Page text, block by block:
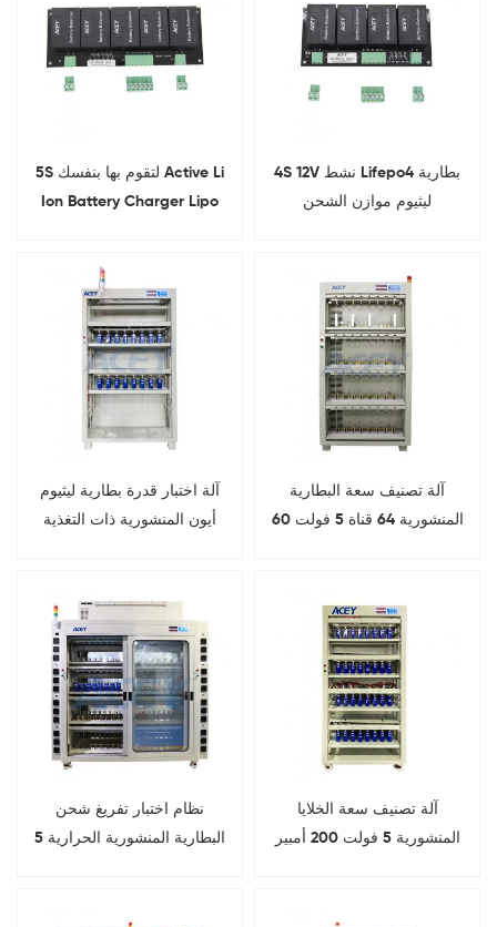
5S لتقوم بها بنفسك Active Li
Ion Battery Charger Lipo
4S 12V نشط Lifepo4 بطارية
ليثيوم موازن الشحن
آلة اختبار قدرة بطارية ليثيوم
أيون المنشورية ذات التغذية
آلة تصنيف سعة البطارية
المنشورية 64 قناة 5 فولت 60
نظام اختبار تفريغ شحن
البطارية المنشورية الحرارية 5
آلة تصنيف سعة الخلايا
المنشورية 5 فولت 200 أمبير